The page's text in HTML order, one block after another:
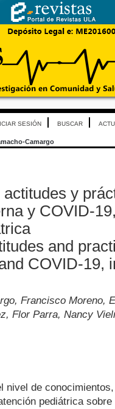
SESIÓN BUSCAR
Camargo
y
y COVID-
and
COVID-19,
Francisco Moreno,
Flor Parra, Nancy
nivel de
pediátrica